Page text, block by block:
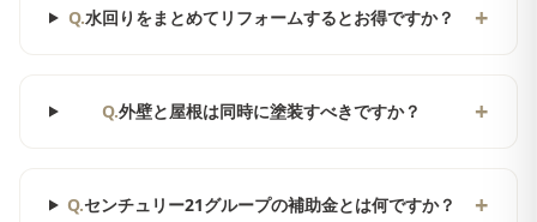
Q.水回りをまとめてリフォームするとお得ですか？ +
Q.外壁と屋根は同時に塗装すべきですか？ +
Q.センチュリー21グループの補助金とは何ですか？ +